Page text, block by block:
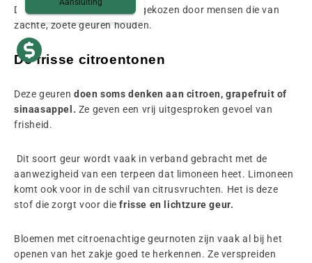
Deze soorten worden vaak gekozen door mensen die van
zachte, zoete geuren houden.
De frisse citroentonen
Deze geuren doen soms denken aan citroen, grapefruit of
sinaasappel. Ze geven een vrij uitgesproken gevoel van
frisheid.
Dit soort geur wordt vaak in verband gebracht met de
aanwezigheid van een terpeen dat limoneen heet. Limoneen
komt ook voor in de schil van citrusvruchten. Het is deze
stof die zorgt voor diefrisse en lichtzure geur.
Bloemen met citroenachtige geurnoten zijn vaak al bij het
openen van het zakje goed te herkennen. Ze verspreiden